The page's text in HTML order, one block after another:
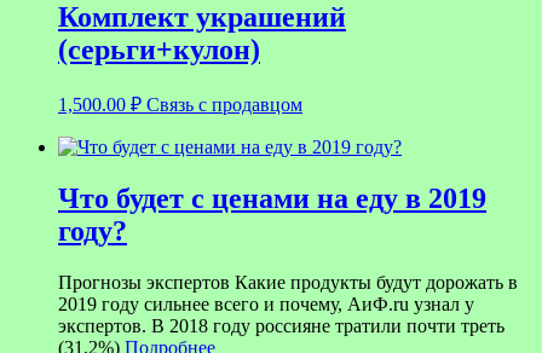
Комплект украшений
(серьги+кулон)
1,500.00 ₽ Связь с продавцом
Что будет с ценами на еду в 2019
году?
Прогнозы экспертов Какие продукты будут дорожать в
2019 году сильнее всего и почему, АиФ.ru узнал у
экспертов. В 2018 году россияне тратили почти треть
(31,2%) Подробнее